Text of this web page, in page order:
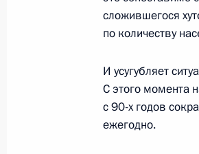
27 августа
Совещание с
27 августа 2021
сложившегося
по количеству
И усугубляет
С этого момента
с 90-х годов
ежегодно.